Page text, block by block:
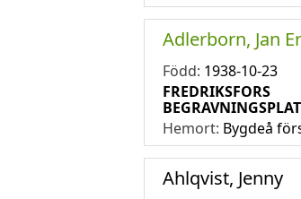
Adlerborn, Jan
Född: 1938-10-23
FREDRIKSFORS
Hemort: Bygdeå
Ahlqvist, Jenny